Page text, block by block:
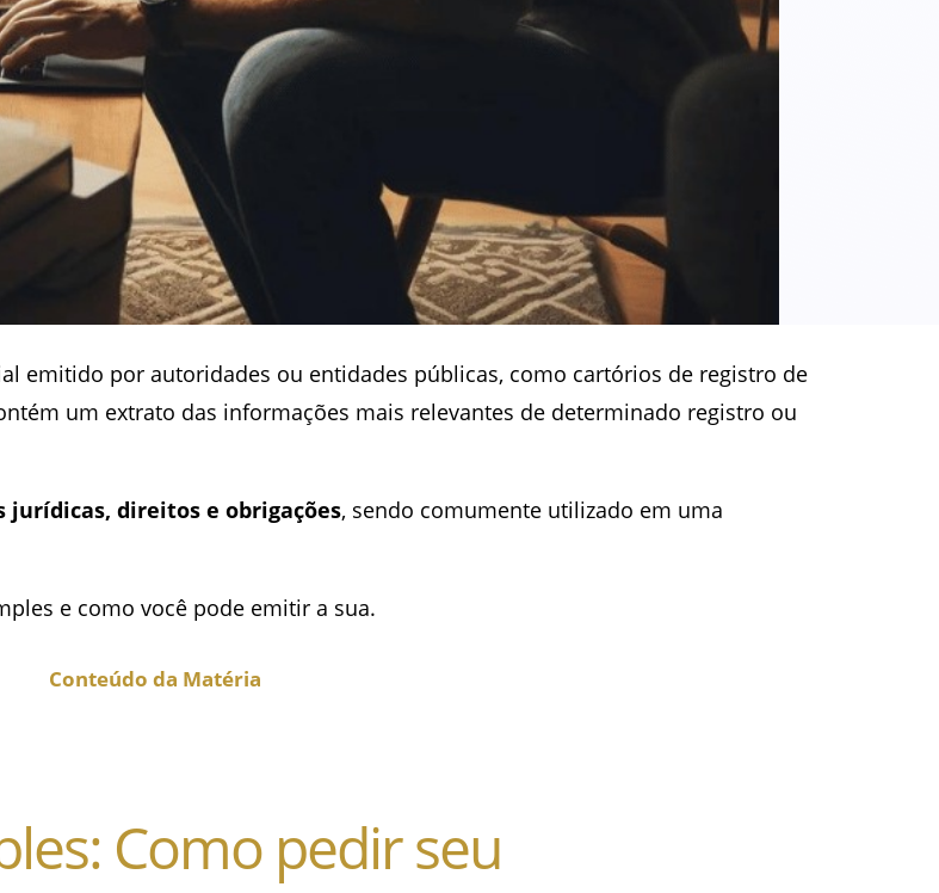
emitido por autoridades ou entidades públicas, como cartórios de registro de
um extrato das informações mais relevantes de determinado registro ou
jurídicas, direitos e obrigações, sendo comumente utilizado em uma
e como você pode emitir a sua.
Conteúdo da Matéria
Como pedir seu